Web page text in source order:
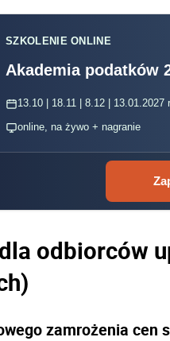
SZKOLENIE ONLINE
Akademia podatków
13.10 | 18.11 | 8.12 | 13.01.2027
online, na żywo + nagranie
odbiorców
zamrożenia cen